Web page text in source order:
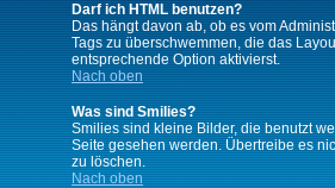
Darf ich HTML benutzen?
Das hängt davon ab, ob es vom
Tags zu überschwemmen, die das
entsprechende Option aktivierst.
Nach oben
Was sind Smilies?
Smilies sind kleine Bilder, die benutzt
Seite gesehen werden. Übertreibe es
zu löschen.
Nach oben